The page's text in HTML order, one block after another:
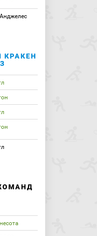
КРАКЕН